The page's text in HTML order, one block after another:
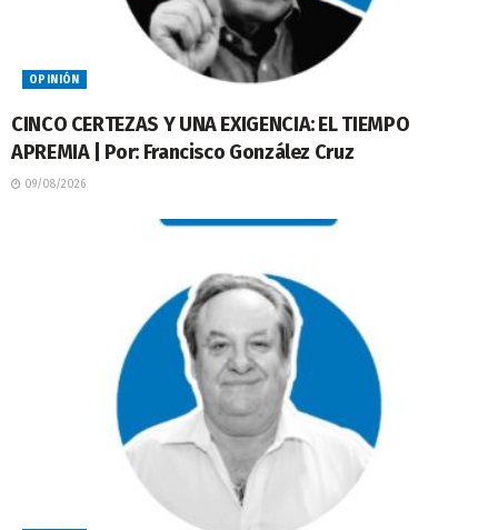
OPINIÓN
CINCO CERTEZAS Y UNA EXIGENCIA: EL TIEMPO
APREMIA | Por: Francisco González Cruz
09/08/2026